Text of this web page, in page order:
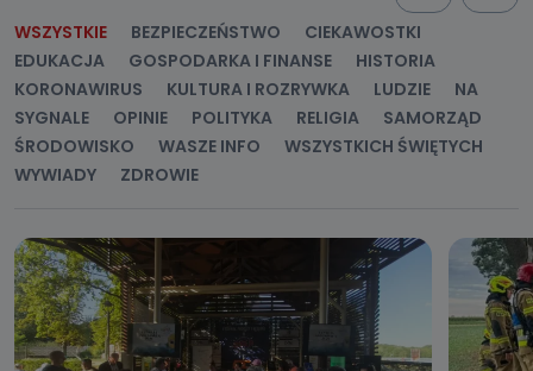
WSZYSTKIE BEZPIECZEŃSTWO
CIEKAWOSTKI
EDUKACJA
GOSPODARKA I FINANSE
HISTORIA
KORONAWIRUS
KULTURA I ROZRYWKA LUDZIE
NA
SYGNALE
OPINIE POLITYKA RELIGIA
SAMORZĄD
ŚRODOWISKO
WASZE INFO
WSZYSTKICH ŚWIĘTYCH
WYWIADY
ZDROWIE